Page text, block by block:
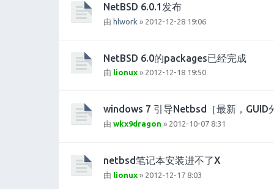
NetBSD 6.0.1发布
由 hlwork » 2012-12-28 19:06
NetBSD 6.0的packages已经完成
由 lionux » 2012-12-18 19:50
windows 7 引导Netbsd［最新，GUID
由 wkx9dragon » 2012-10-07 8:31
netbsd笔记本安装进不了X
由 lionux » 2012-12-17 8:03